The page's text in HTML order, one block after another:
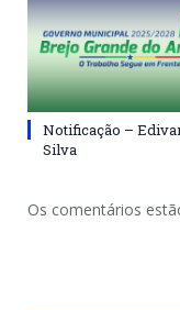
Notificação –
Silva
Os comentários